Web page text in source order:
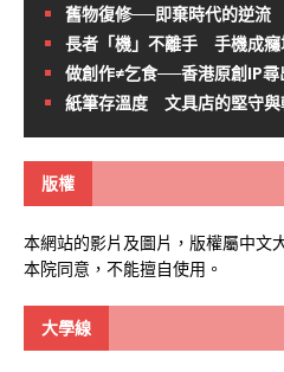
舊物復修──即棄時代的逆流
長者「機」不離手 手機成癮
做創作≠乞食──香港原創IP尋
紙筆存溫度 文具店的堅守與
版權
本網站的影片及圖片，版權屬中文
本院同意，不能擅自使用。
大學線